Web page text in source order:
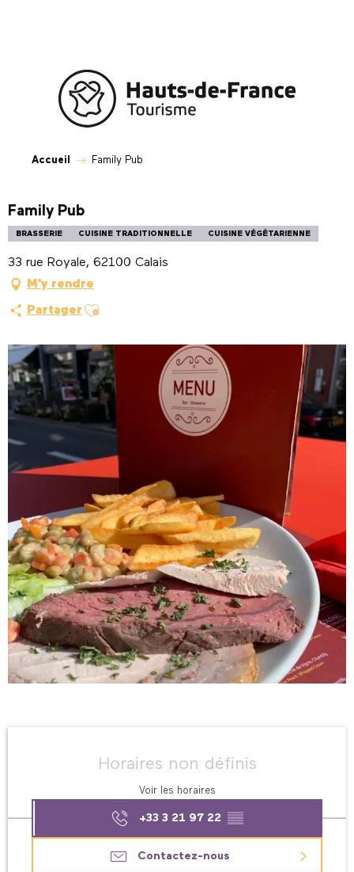
Accueil Family Pub
Family Pub
BRASSERIE CUISINE TRADITIONNELLE CUISINE VÉGÉTARIENNE
33 rue Royale, 62100 Calais
M'y rendre
Partager Ajouter aux favoris
Horaires non définis
Voir les horaires
+33 3 21 97 22 ▒▒
Contactez-nous